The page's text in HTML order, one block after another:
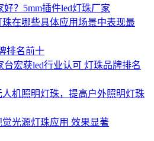
好？5mm插件led灯珠厂家
在哪些具体应用场景中表现最
排名前十
台宏获led行业认可 灯珠品牌排名
机照明灯珠，提高户外照明灯珠
光源灯珠应用 效果显著